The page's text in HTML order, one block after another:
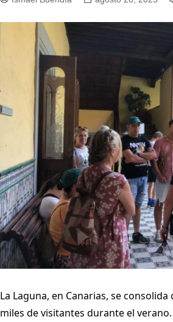
La Laguna, en Canarias, se
miles de visitantes durante el